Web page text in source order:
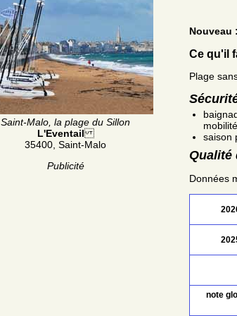
Saint-Malo, la plage du Sillon
L'Eventail
35400, Saint-Malo
Publicité
Nouveau :
Ce qu'il
Plage
saison
Qualité
Données
note